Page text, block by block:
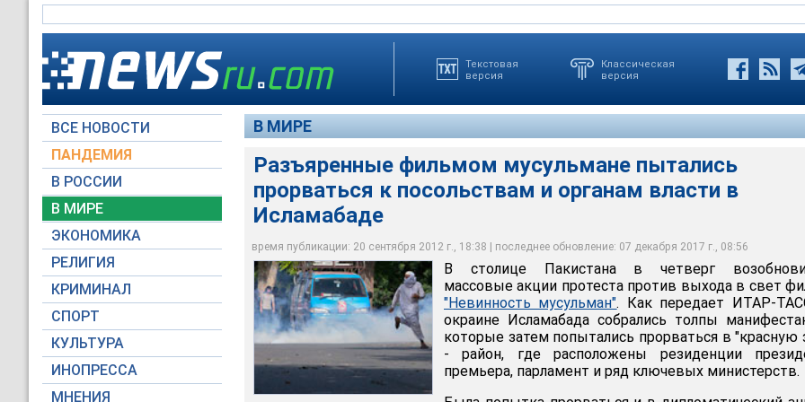
Текстовая
версия
Классическая
версия
ВСЕ НОВОСТИ
ПАНДЕМИЯ
В РОССИИ
В МИРЕ
ЭКОНОМИКА
РЕЛИГИЯ
КРИМИНАЛ
СПОРТ
КУЛЬТУРА
ИНОПРЕССА
МНЕНИЯ
В МИРЕ
Разъяренные фильмом мусульмане пытались
прорваться к посольствам и органам власти в
Исламабаде
время публикации: 20 сентября 2012 г., 18:38 | последнее обновление: 07 декабря 2017 г., 08:56
В столице Пакистана в четверг возобновились массовые акции протеста против
выхода в свет фильма "Невинность мусульман"
Reuters
Акция протеста в городе Лахор, 20 сентября 2012 года
Global Look Press
Акция протеста в городе Лахор, 20 сентября 2012 года
Global Look Press
Акция протеста в городе Лахор, 20 сентября 2012 года
Global Look Press
В столице Пакистана в четверг
массовые акции протеста против выхода в свет
"Невинность мусульман". Как передает ИТАР-
окраине Исламабада собрались толпы
которые затем попытались прорваться в "красную
- район, где расположены резиденции
премьера, парламент и ряд ключевых министерств.